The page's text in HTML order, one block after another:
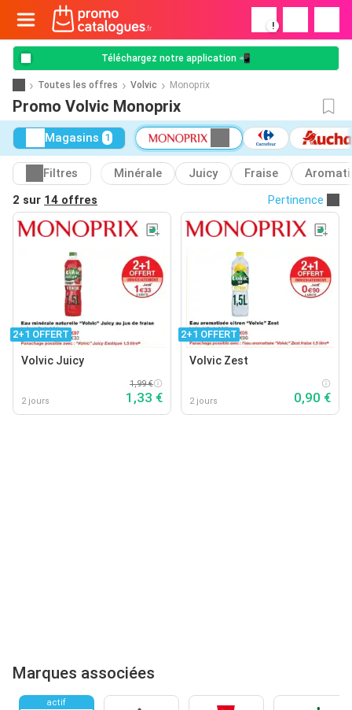
!
Téléchargez notre application 📲
Toutes les offres Volvic Monoprix
Promo Volvic Monoprix
Magasins 1
Filtres Minérale Juicy Fraise
2 sur 14 offres Pertinence
2+1 OFFERT
Volvic Juicy
2 jours
1,99 €
1,33 €
2+1 OFFERT
Volvic Zest
2 jours 0,90 €
Marques associées
actif